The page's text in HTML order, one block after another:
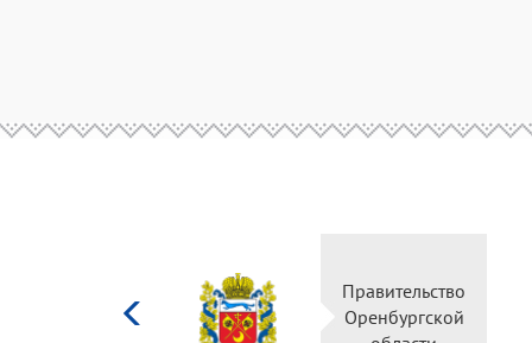
Министерство
культуры
Российской